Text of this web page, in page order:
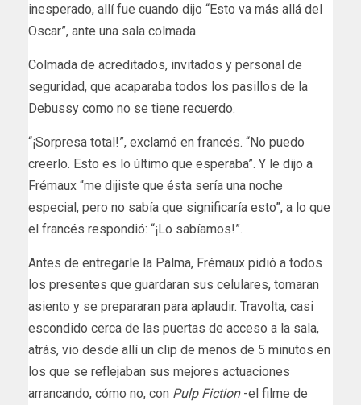
inesperado, allí fue cuando dijo “Esto va más allá del
Oscar”, ante una sala colmada.
Colmada de acreditados, invitados y personal de
seguridad, que acaparaba todos los pasillos de la
Debussy como no se tiene recuerdo.
“¡Sorpresa total!”, exclamó en francés. “No puedo
creerlo. Esto es lo último que esperaba”. Y le dijo a
Frémaux “me dijiste que ésta sería una noche
especial, pero no sabía que significaría esto”, a lo que
el francés respondió: “¡Lo sabíamos!”.
Antes de entregarle la Palma, Frémaux pidió a todos
los presentes que guardaran sus celulares, tomaran
asiento y se prepararan para aplaudir. Travolta, casi
escondido cerca de las puertas de acceso a la sala,
atrás, vio desde allí un clip de menos de 5 minutos en
los que se reflejaban sus mejores actuaciones
arrancando, cómo no, con Pulp Fiction-el filme de